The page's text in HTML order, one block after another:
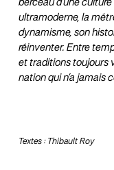
berceau d’une
ultramoderne, la
dynamisme, son
réinventer. Entre
et traditions toujours
nation qui n’a jamais
Textes :Thibault Roy